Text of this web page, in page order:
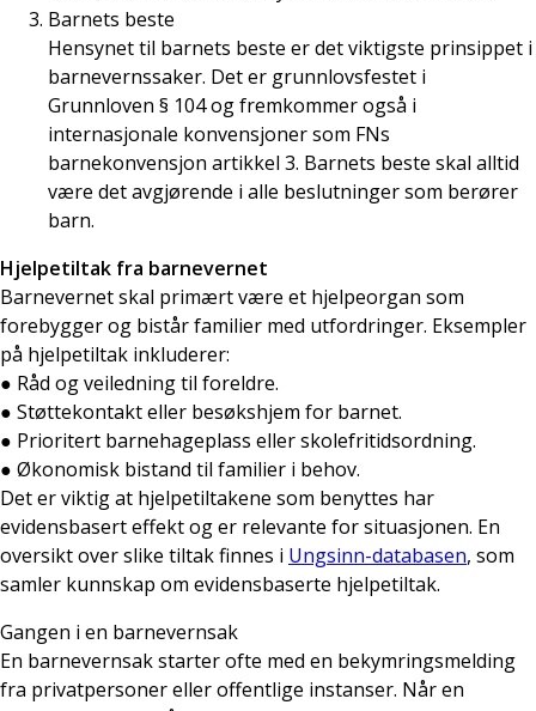
Barnets beste
Hensynet til barnets beste er det viktigste prinsippet i
barnevernssaker. Det er grunnlovsfestet i
Grunnloven § 104 og fremkommer også i
internasjonale konvensjoner som FNs
barnekonvensjon artikkel 3. Barnets beste skal alltid
være det avgjørende i alle beslutninger som berører
barn.
Hjelpetiltak fra barnevernet
Barnevernet skal primært være et hjelpeorgan som
forebygger og bistår familier med utfordringer. Eksempler
på hjelpetiltak inkluderer:
● Råd og veiledning til foreldre.
● Støttekontakt eller besøkshjem for barnet.
● Prioritert barnehageplass eller skolefritidsordning.
● Økonomisk bistand til familier i behov.
Det er viktig at hjelpetiltakene som benyttes har
evidensbasert effekt og er relevante for situasjonen. En
oversikt over slike tiltak finnes i Ungsinn-databasen, som
samler kunnskap om evidensbaserte hjelpetiltak.
Gangen i en barnevernsak
En barnevernsak starter ofte med en bekymringsmelding
fra privatpersoner eller offentlige instanser. Når en